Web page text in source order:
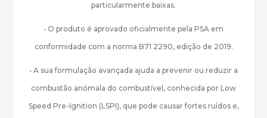
particularmente baixas.
• O produto é aprovado oficialmente pela PSA em
conformidade com a norma B71 2290, edição de 2019.
• A sua formulação avançada ajuda a prevenir ou reduzir a
combustão anómala do combustível, conhecida por Low
Speed Pre-Ignition (LSPI), que pode causar fortes ruídos e,